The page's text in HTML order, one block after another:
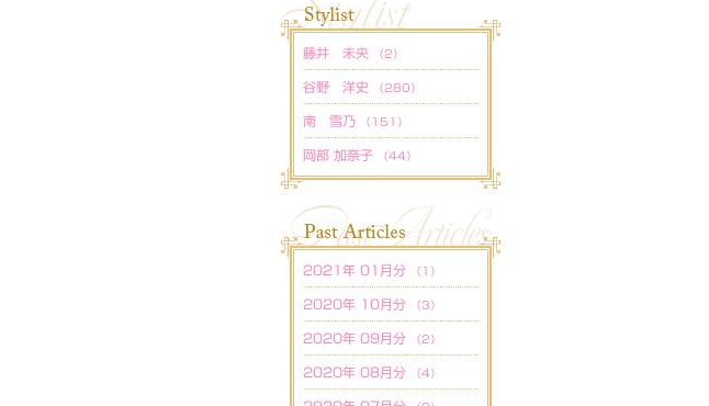
藤井 未央 （2）
谷野 洋史 （280）
南 雪乃 （151）
岡部 加奈子 （44）
2021年 01月分 （1）
2020年 10月分 （3）
2020年 09月分 （2）
2020年 08月分 （4）